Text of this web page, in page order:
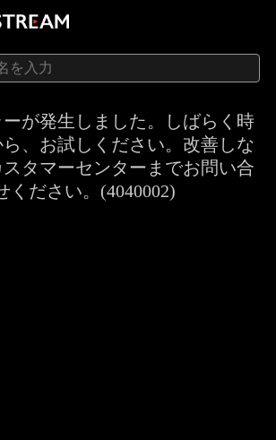
が発生しました。しばらく時
、お試しください。改善しな
タマーセンターまでお問い合
ください。(4040002)